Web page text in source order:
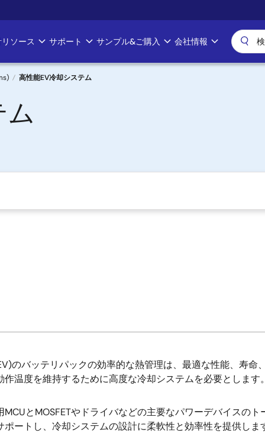
ソース サポート サンプル&ご購入 会社情報
高性能EV冷却システム
のバッテリパックの効率的な熱管理は、最適な性能、寿
温度を維持するために高度な冷却システムを必要とします
とMOSFETやドライバなどの主要なパワーデバイスの
ートし、冷却システムの設計に柔軟性と効率性を提供しま